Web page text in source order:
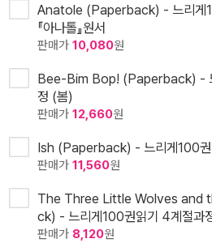
Anatole (Paperback) - 느리게
『아나톨』원서
판매가 10,080원
Bee-Bim Bop! (Paperback) -
정 (봄)
판매가 12,660원
Ish (Paperback) - 느리게100권
판매가 11,560원
The Three Little Wolves and
ck) - 느리게100권읽기 4계절과
판매가 8,120원